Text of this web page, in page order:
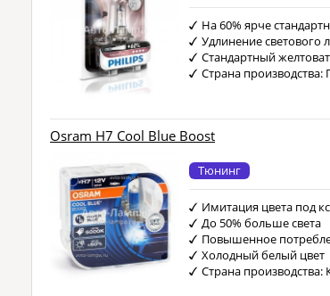
На 60% ярче
Удлинение светового
Стандартный
Страна
Osram H7 Cool Blue Boost
Тюнинг
Имитация цвета под
До 50% больше света
Повышенное
Холодный белый цвет
Страна производства: